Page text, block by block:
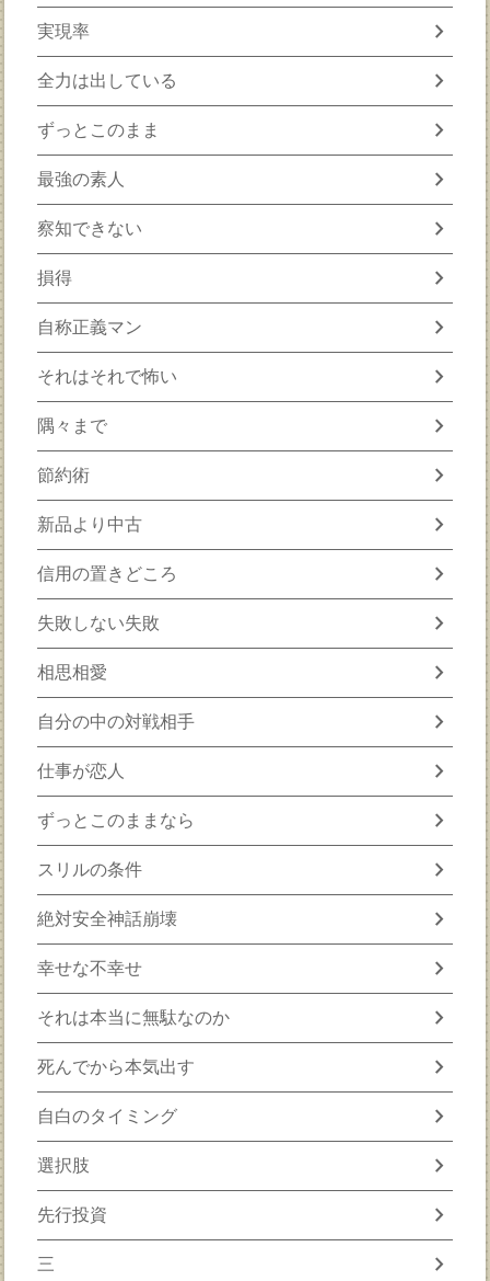
実現率 chevron_right
全力は出している chevron_right
ずっとこのまま chevron_right
最強の素人 chevron_right
察知できない chevron_right
損得 chevron_right
自称正義マン chevron_right
それはそれで怖い chevron_right
隅々まで chevron_right
節約術 chevron_right
新品より中古 chevron_right
信用の置きどころ chevron_right
失敗しない失敗 chevron_right
相思相愛 chevron_right
自分の中の対戦相手 chevron_right
仕事が恋人 chevron_right
ずっとこのままなら chevron_right
スリルの条件 chevron_right
絶対安全神話崩壊 chevron_right
幸せな不幸せ chevron_right
それは本当に無駄なのか chevron_right
死んでから本気出す chevron_right
自白のタイミング chevron_right
選択肢 chevron_right
先行投資 chevron_right
三 chevron_right